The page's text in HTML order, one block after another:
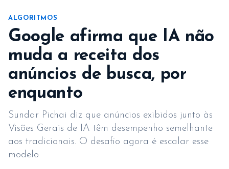
ALGORITMOS
Google afirma que IA não
muda a receita dos
anúncios de busca, por
enquanto
Sundar Pichai diz que anúncios exibidos junto às
Visões Gerais de IA têm desempenho semelhante
aos tradicionais. O desafio agora é escalar esse
modelo